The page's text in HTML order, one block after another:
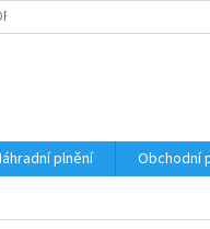
plnění Obchodní